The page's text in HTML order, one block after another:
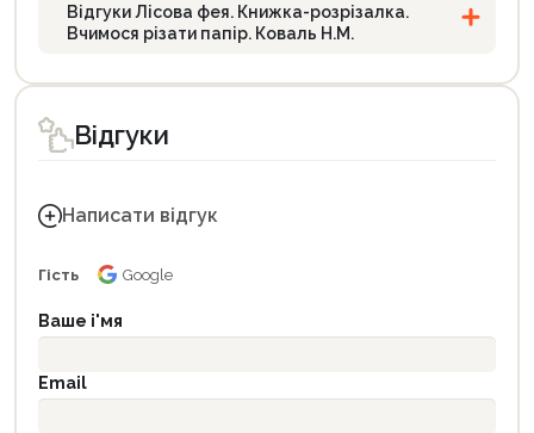
Відгуки Лісова фея. Книжка-розрізалка.
Вчимося різати папір. Коваль Н.М.
Відгуки
Написати відгук
Гість Google
Ваше і'мя
Email